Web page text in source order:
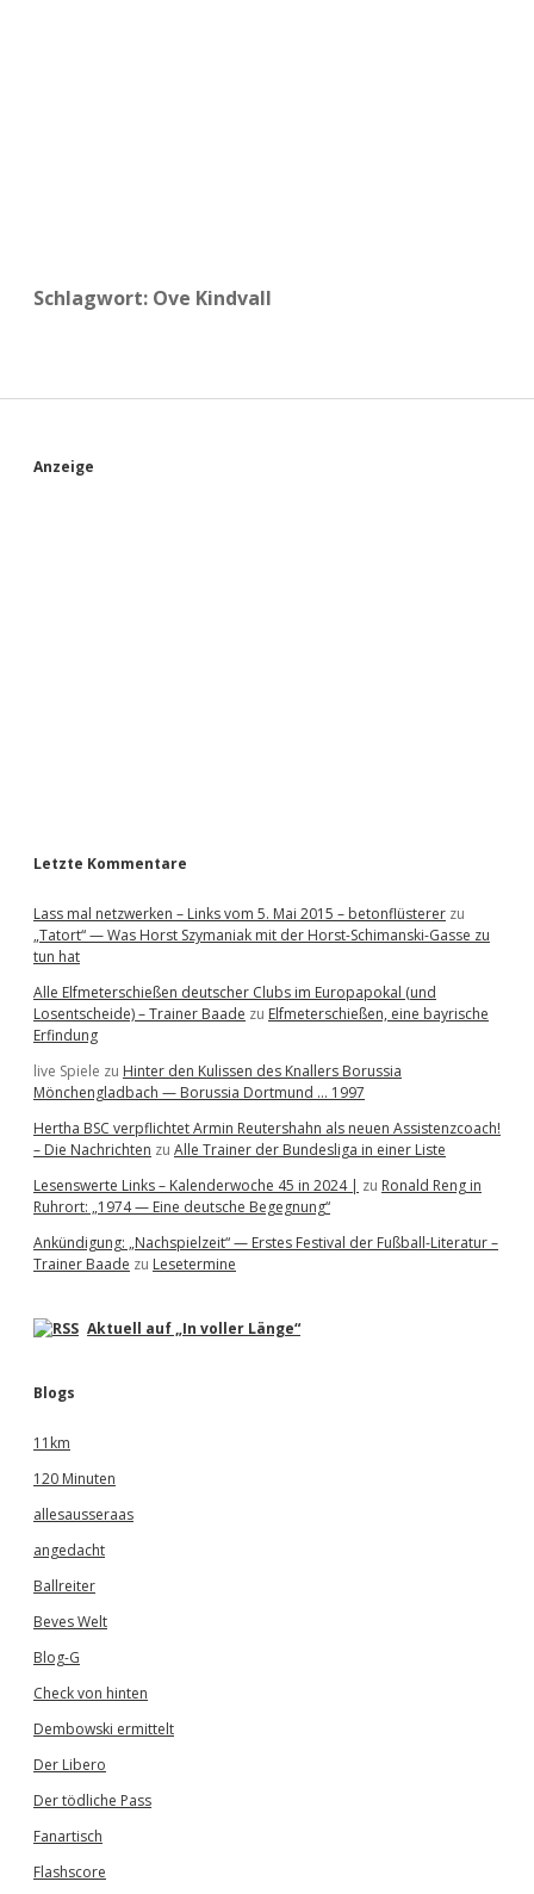
Schlagwort: Ove Kindvall
S
Anzeige
Letzte Kommentare
Lass mal netzwerken – Links vom 5. Mai 2015 – betonflüsterer zu
„Tatort“ — Was Horst Szymaniak mit der Horst-Schimanski-Gasse zu
tun hat
Alle Elfmeterschießen deutscher Clubs im Europapokal (und
Losentscheide) – Trainer Baade zu Elfmeterschießen, eine bayrische
Erfindung
live Spiele zu Hinter den Kulissen des Knallers Borussia
Mönchengladbach — Borussia Dortmund … 1997
Hertha BSC verpflichtet Armin Reutershahn als neuen Assistenzcoach!
– Die Nachrichten zu Alle Trainer der Bundesliga in einer Liste
Lesenswerte Links – Kalenderwoche 45 in 2024 | zu Ronald Reng in
Ruhrort: „1974 — Eine deutsche Begegnung“
Ankündigung: „Nachspielzeit“ — Erstes Festival der Fußball-Literatur –
Trainer Baade zu Lesetermine
Aktuell auf „In voller Länge“
Blogs
11km
120 Minuten
allesausseraas
angedacht
Ballreiter
Beves Welt
Blog-G
Check von hinten
Dembowski ermittelt
Der Libero
Der tödliche Pass
Fanartisch
Flashscore